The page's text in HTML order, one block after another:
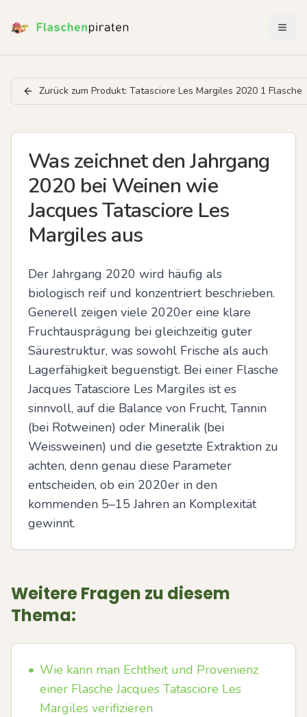
Zurück zum Produkt: Tatasciore Les Margiles 2020 1 Flasche
Was zeichnet den Jahrgang
2020 bei Weinen wie
Jacques Tatasciore Les
Margiles aus
Der Jahrgang 2020 wird häufig als
biologisch reif und konzentriert beschrieben.
Generell zeigen viele 2020er eine klare
Fruchtausprägung bei gleichzeitig guter
Säurestruktur, was sowohl Frische als auch
Lagerfähigkeit beguenstigt. Bei einer Flasche
Jacques Tatasciore Les Margiles ist es
sinnvoll, auf die Balance von Frucht, Tannin
(bei Rotweinen) oder Mineralik (bei
Weissweinen) und die gesetzte Extraktion zu
achten, denn genau diese Parameter
entscheiden, ob ein 2020er in den
kommenden 5–15 Jahren an Komplexität
gewinnt.
Weitere Fragen zu diesem
Thema:
• Wie kann man Echtheit und Provenienz
einer Flasche Jacques Tatasciore Les
Margiles verifizieren